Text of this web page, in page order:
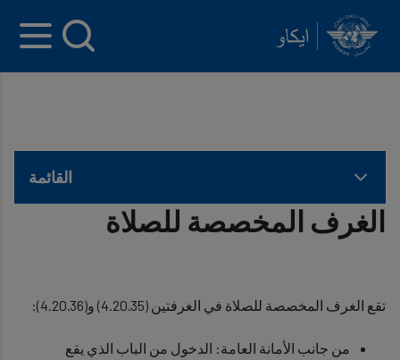
القائمة
الغرف المخصصة للصلاة
تقع الغرف المخصصة للصلاة في الغرفتين (4.20.35) و(4.20.36):
من جانب الأمانة العامة: الدخول من الباب الذي يقع